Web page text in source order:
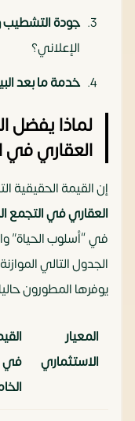
جودة التشطيب
الإعلاني؟
خدمة ما بعد
لماذا يفضل
العقاري في
إن القيمة الحقيقية
العقاري في التجمع
في “أسلوب الحياة”
الجدول التالي
يوفرها المطورون
المعيار
الاستثماري
في